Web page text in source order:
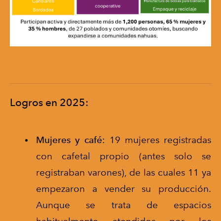
Logros en 2025:
Mujeres y café: 19 mujeres registradas
con cafetal propio (antes solo se
registraban varones), de las cuales 11 ya
empezaron a vender su producción.
Aunque se trata de espacios